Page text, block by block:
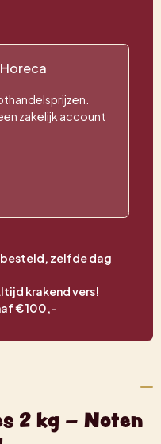
zakelijk account
zelfde dag
krakend vers!
€ 100,-
2 kg – Noten